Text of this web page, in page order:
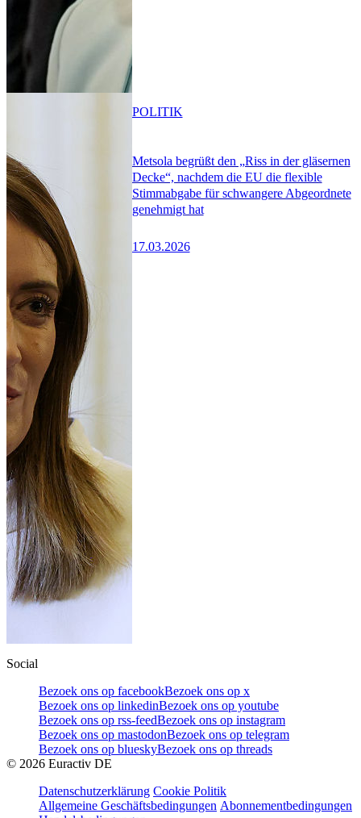
Metsola begrüßt den „Riss in der gläsernen
Decke“, nachdem die EU die flexible
Stimmabgabe für schwangere Abgeordnete
genehmigt hat
17.03.2026
POLITIK
Social
Bezoek ons op facebookBezoek ons op x
Bezoek ons op linkedinBezoek ons op youtube
Bezoek ons op rss-feedBezoek ons op instagram
Bezoek ons op mastodonBezoek ons op telegram
Bezoek ons op blueskyBezoek ons op threads
© 2026 Euractiv DE
Datenschutzerklärung Cookie Politik
Allgemeine Geschäftsbedingungen Abonnementbedingungen